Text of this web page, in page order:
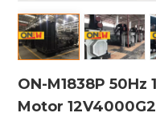
ON-M1838P 50Hz
Motor